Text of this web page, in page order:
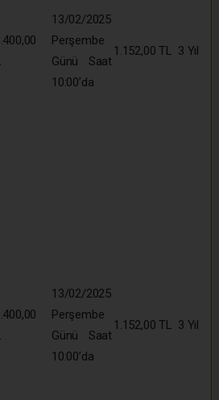
13/02/2025
Perşembe
Günü Saat
10:00’da
1.152,00 TL 3 Yıl
13/02/2025
Perşembe
Günü Saat
10:00’da
1.152,00 TL 3 Yıl